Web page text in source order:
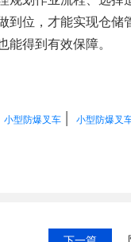
位，才能实现仓储
得到有效保障。
小型防爆叉车 | 小型防爆叉